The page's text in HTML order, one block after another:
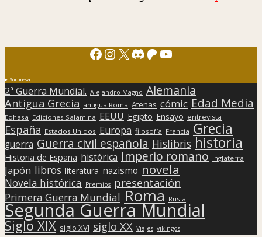
Facebook
Instagram
X Discord
Patreon
YouTube
Sorpresa
2ª Guerra Mundial. Alejandro Magno Alemania
Antigua Grecia antigua Roma Atenas cómic Edad Media
Edhasa Ediciones Salamina EEUU Egipto Ensayo entrevista
España Estados Unidos Europa filosofía Francia Grecia
guerra Guerra civil española Hislibris historia
Historia de España histórica Imperio romano Inglaterra
Japón libros literatura nazismo novela
Novela histórica Premios presentación
Primera Guerra Mundial Roma Rusia
Segunda Guerra Mundial
Siglo XIX siglo XVI siglo XX Viajes vikingos